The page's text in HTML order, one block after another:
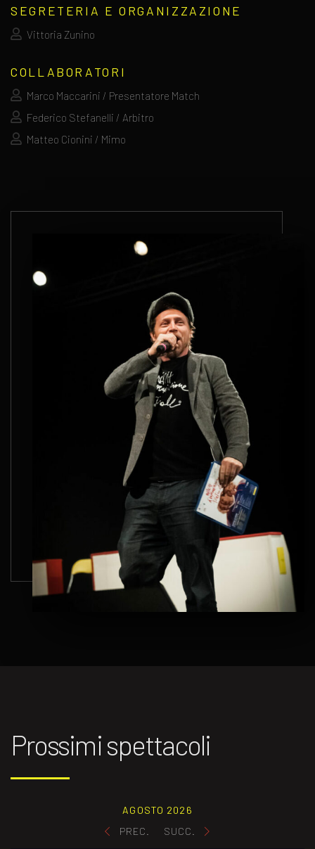
SEGRETERIA E ORGANIZZAZIONE
Vittoria Zunino
COLLABORATORI
Marco Maccarini / Presentatore Match
Federico Stefanelli / Arbitro
Matteo Cionini / Mimo
Prossimi spettacoli
PREC.
AGOSTO 2026
SUCC.